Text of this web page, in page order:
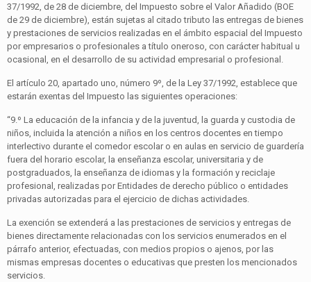
37/1992, de 28 de diciembre, del Impuesto sobre el Valor Añadido (BOE
de 29 de diciembre), están sujetas al citado tributo las entregas de bienes
y prestaciones de servicios realizadas en el ámbito espacial del Impuesto
por empresarios o profesionales a título oneroso, con carácter habitual u
ocasional, en el desarrollo de su actividad empresarial o profesional.
El artículo 20, apartado uno, número 9º, de la Ley 37/1992, establece que
estarán exentas del Impuesto las siguientes operaciones:
“9.º La educación de la infancia y de la juventud, la guarda y custodia de
niños, incluida la atención a niños en los centros docentes en tiempo
interlectivo durante el comedor escolar o en aulas en servicio de guardería
fuera del horario escolar, la enseñanza escolar, universitaria y de
postgraduados, la enseñanza de idiomas y la formación y reciclaje
profesional, realizadas por Entidades de derecho público o entidades
privadas autorizadas para el ejercicio de dichas actividades.
La exención se extenderá a las prestaciones de servicios y entregas de
bienes directamente relacionadas con los servicios enumerados en el
párrafo anterior, efectuadas, con medios propios o ajenos, por las
mismas empresas docentes o educativas que presten los mencionados
servicios.